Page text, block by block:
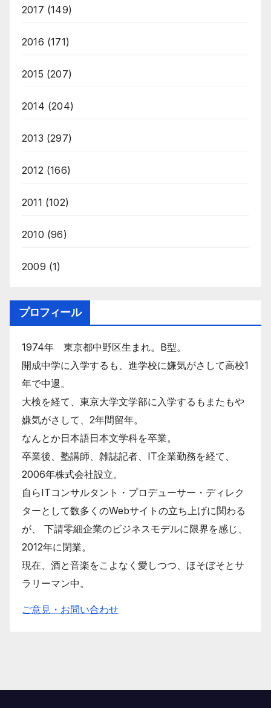
2017 (149)
2016 (171)
2015 (207)
2014 (204)
2013 (297)
2012(166)
2011 (102)
2010 (96)
2009 (1)
プロフィール
1974年 東京都中野区生まれ。B型。
開成中学に入学するも、進学校に嫌気がさして高校1
年で中退。
大検を経て、東京大学文学部に入学するもまたもや
嫌気がさして、2年間留年。
なんとか日本語日本文学科を卒業。
卒業後、塾講師、雑誌記者、IT企業勤務を経て、
2006年株式会社設立。
自らITコンサルタント・プロデューサー・ディレク
ターとして数多くのWebサイトの立ち上げに関わる
が、 下請零細企業のビジネスモデルに限界を感じ、
2012年に閉業。
現在、酒と音楽をこよなく愛しつつ、ほそぼそとサ
ラリーマン中。
ご意見・お問い合わせ